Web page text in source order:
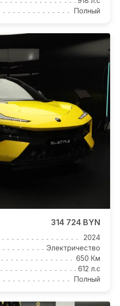
Полный
314 724 BYN
2024
Электричество
650 Км
612 л.с
Полный